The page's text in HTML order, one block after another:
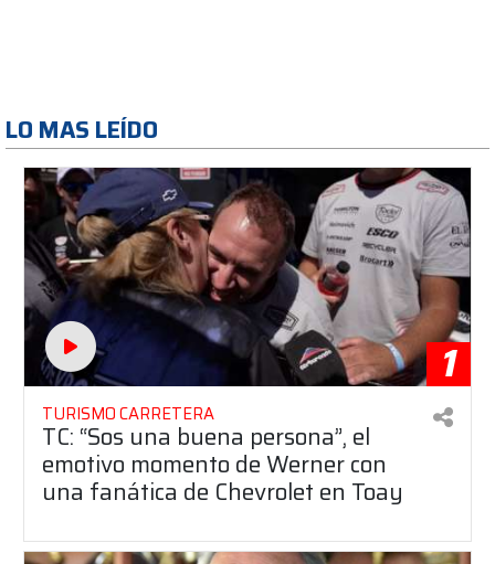
LO MAS LEÍDO
1
TURISMO CARRETERA
TC: “Sos una buena persona”, el
emotivo momento de Werner con
una fanática de Chevrolet en Toay